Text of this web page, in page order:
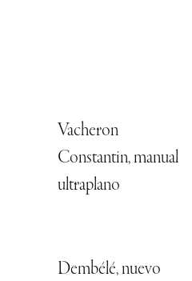
Vacheron
Constantin, manual
ultraplano
Dembélé, nuevo